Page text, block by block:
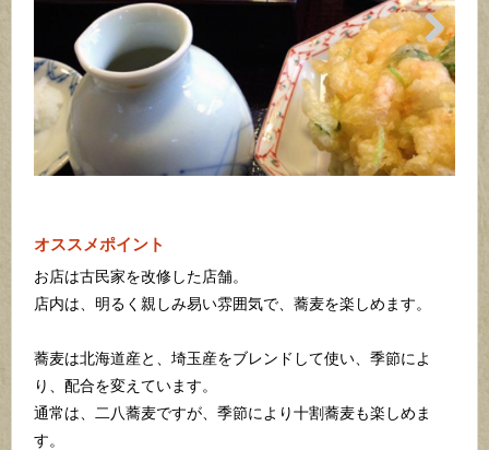
Next
オススメポイント
お店は古民家を改修した店舗。
店内は、明るく親しみ易い雰囲気で、蕎麦を楽しめます。
蕎麦は北海道産と、埼玉産をブレンドして使い、季節によ
り、配合を変えています。
通常は、二八蕎麦ですが、季節により十割蕎麦も楽しめま
す。